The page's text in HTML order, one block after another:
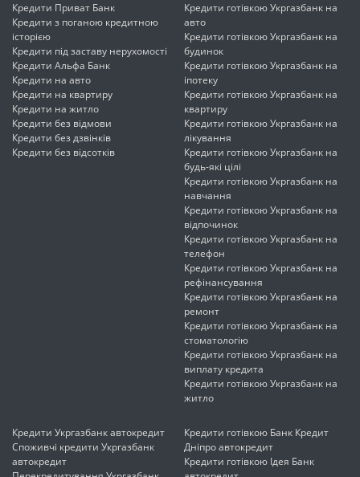
Кредити Приват Банк
Кредити з поганою кредитною
історією
Кредити під заставу нерухомості
Кредити Альфа Банк
Кредити на авто
Кредити на квартиру
Кредити на житло
Кредити без відмови
Кредити без дзвінків
Кредити без відсотків
Кредити готівкою Укргазбанк на
авто
Кредити готівкою Укргазбанк на
будинок
Кредити готівкою Укргазбанк на
іпотеку
Кредити готівкою Укргазбанк на
квартиру
Кредити готівкою Укргазбанк на
лікування
Кредити готівкою Укргазбанк на
будь-які цілі
Кредити готівкою Укргазбанк на
навчання
Кредити готівкою Укргазбанк на
відпочинок
Кредити готівкою Укргазбанк на
телефон
Кредити готівкою Укргазбанк на
рефінансування
Кредити готівкою Укргазбанк на
ремонт
Кредити готівкою Укргазбанк на
стоматологію
Кредити готівкою Укргазбанк на
виплату кредита
Кредити готівкою Укргазбанк на
житло
Кредити Укргазбанк автокредит
Споживчі кредити Укргазбанк
автокредит
Кредити готівкою Банк Кредит
Дніпро автокредит
Кредити готівкою Ідея Банк